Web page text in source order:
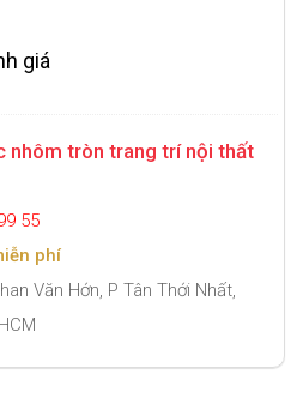
giá
nhôm tròn trang trí nội thất
55
phí
Văn Hớn, P Tân Thới Nhất,